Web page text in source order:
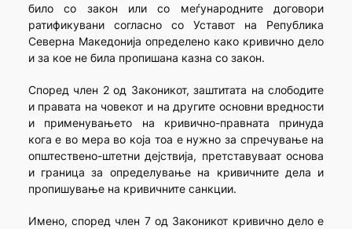
било со закон или со меѓународните договори
ратификувани согласно со Уставот на Република
Северна Македонија определено како кривично дело
и за кое не била пропишана казна со закон.
Според член 2 од Законикот, заштитата на слободите
и правата на човекот и на другите основни вредности
и применувањето на кривично-правната принуда
кога е во мера во која тоа е нужно за спречување на
општествено-штетни дејствија, претставуваат основа
и граница за определување на кривичните дела и
пропишување на кривичните санкции.
Имено, според член 7 од Законикот кривично дело е